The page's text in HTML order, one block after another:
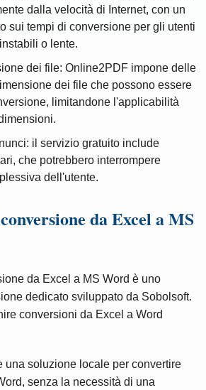
dalla velocità di Internet, con un
sui tempi di conversione per gli utenti
o lente.
dei file: Online2PDF impone delle
dei file che possono essere
limitandone l'applicabilità
il servizio gratuito include
che potrebbero interrompere
dell'utente.
da Excel a MS
da Excel a MS Word è uno
dedicato sviluppato da Sobolsoft.
conversioni da Excel a Word
una soluzione locale per convertire
senza la necessità di una